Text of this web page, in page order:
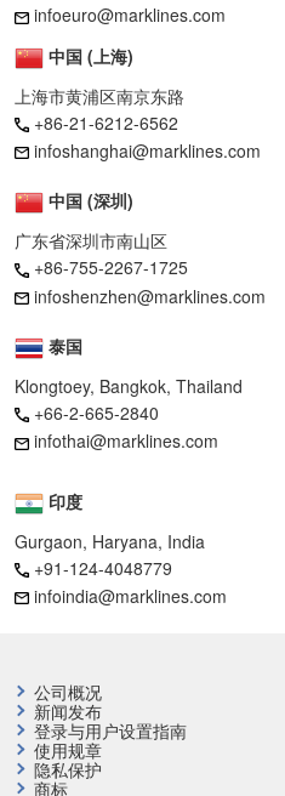
infoeuro@marklines.com
中国 (上海)
上海市黄浦区南京东路
+86-21-6212-6562
infoshanghai@marklines.com
中国 (深圳)
广东省深圳市南山区
+86-755-2267-1725
infoshenzhen@marklines.com
泰国
Klongtoey, Bangkok, Thailand
+66-2-665-2840
infothai@marklines.com
印度
Gurgaon, Haryana, India
+91-124-4048779
infoindia@marklines.com
公司概况
新闻发布
登录与用户设置指南
使用规章
隐私保护
商标